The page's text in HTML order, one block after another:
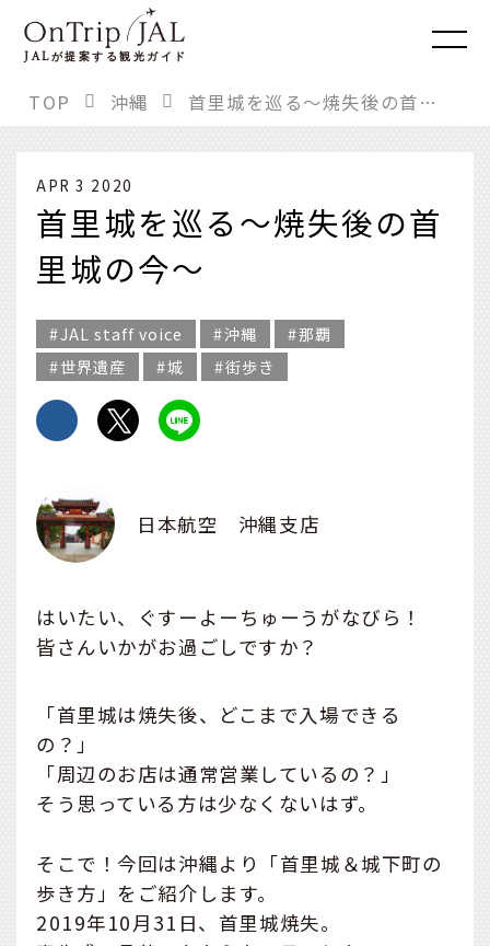
JALが提案する観光ガイド
TOP 沖縄 首里城を巡る～焼失後の首里城の今～
APR 3 2020
首里城を巡る～焼失後の首
里城の今～
JAL staff voice 沖縄
那覇
世界遺産
城 街歩き
日本航空 沖縄支店
はいたい、ぐすーよーちゅーうがなびら！
皆さんいかがお過ごしですか？
「首里城は焼失後、どこまで入場できる
の？」
「周辺のお店は通常営業しているの？」
そう思っている方は少なくないはず。
そこで！今回は沖縄より「首里城＆城下町の
歩き方」をご紹介します。
2019年10月31日、首里城焼失。